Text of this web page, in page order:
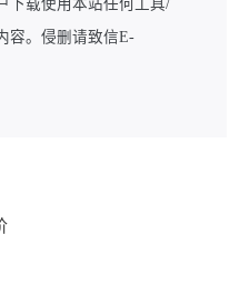
下载使用本站任何工具/
容。侵删请致信E-